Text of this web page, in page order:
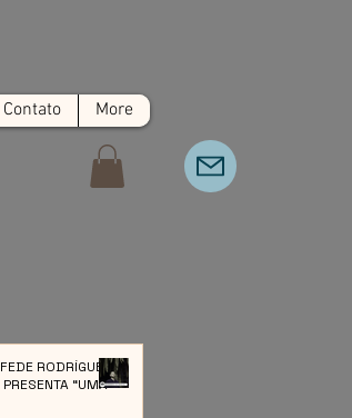
Contato More
FEDE RODRÍGUEZ
PRESENTA “UMA”